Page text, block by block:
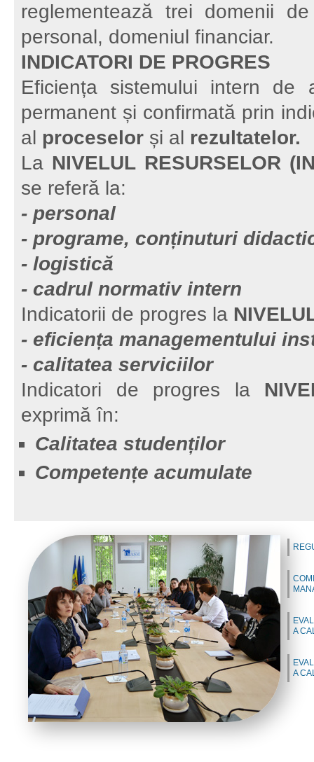
reglementează trei domenii
personal, domeniul financiar.
INDICATORI DE PROGRES
Eficiența sistemului intern de
permanent și confirmată prin
al proceselor și al rezultatelor.
La NIVELUL RESURSELOR
se referă la:
- personal
- programe, conținuturi
- logistică
- cadrul normativ intern
Indicatorii de progres la
- eficiența managementului
- calitatea serviciilor
Indicatori de progres la
exprimă în:
Calitatea studenților
Competențe acumulate
A
A